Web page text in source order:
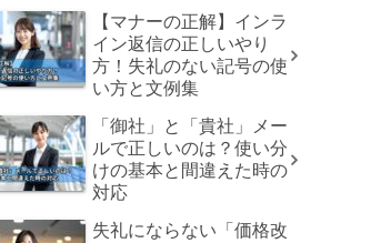
【マナーの正解】インラ
イン返信の正しいやり
方！失礼のない記号の使
い方と文例集
「御社」と「貴社」メー
ルで正しいのは？使い分
けの基本と間違えた時の
対応
失礼にならない「価格改